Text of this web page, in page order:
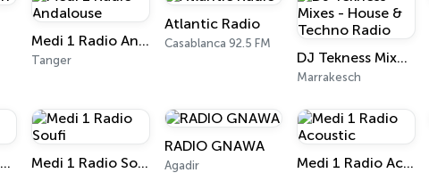
Medi 1 Radio Andalouse
Tanger
Atlantic Radio
Casablanca 92.5 FM
DJ Tekness Mixes - House & Techno Radio
Marrakesch
Hit Radio - 100% Classic Medi 1 Radio Soufi
RADIO GNAWA
Agadir Medi 1 Radio Acoustic